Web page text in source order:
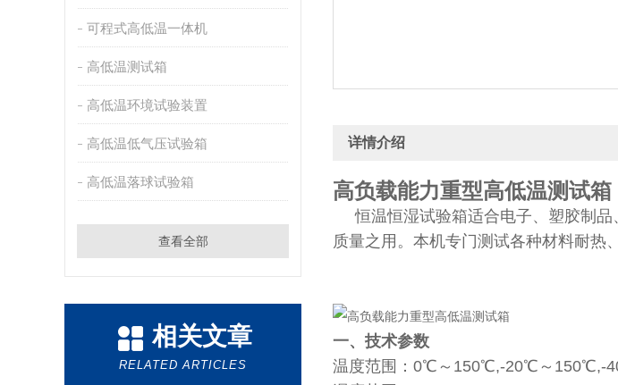
可程式高低温一体机
高低温测试箱
高低温环境试验装置
高低温低气压试验箱
高低温落球试验箱
查看全部
相关文章
RELATED ARTICLES
详情介绍
高负载能力重型高低温测试箱
恒温恒湿试验箱适合电子、塑胶制品
质量之用。本机专门测试各种材料耐热
一、技术参数
温度范围：0℃～150℃,-20℃～